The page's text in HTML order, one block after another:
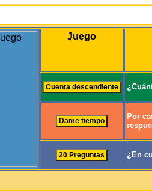
Juego
Por
¿En